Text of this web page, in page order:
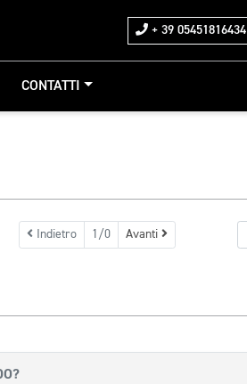
+ 39 05451816434
CONTATTI
Indietro 1/0 Avanti